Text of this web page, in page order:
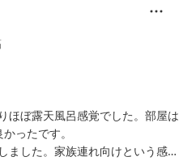
車場につきましてもスムーズに
しました。
不便をおかけしてしまい誠に
て今後の改善の参考にさせて
にありがとうございました。
ほぼ露天風呂感覚でした。部屋は
ったです。
ました。家族連れ向けという感じ